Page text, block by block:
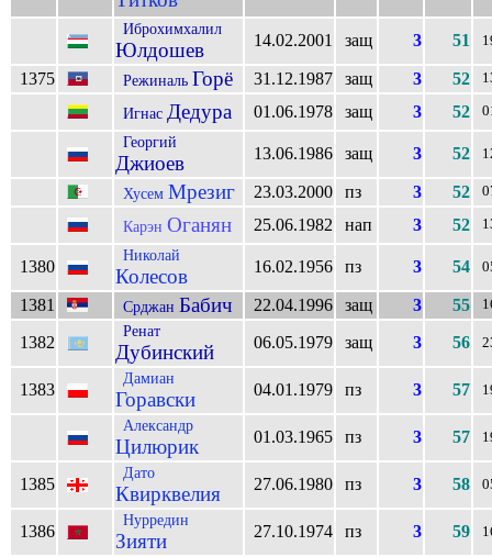
Иброхимхалил
Юлдошев 14.02.2001 защ 3 51
1375 Режиналь Горё 31.12.1987 защ 3 52
Игнас Дедура 01.06.1978 защ 3 52
Георгий
Джиоев 13.06.1986 защ 3 52
Хусем Мрезиг 23.03.2000 пз 3 52
Карэн Оганян 25.06.1982 нап 3 52
1380
Николай
Колесов 16.02.1956 пз 3 54
1381 Срджан Бабич 22.04.1996 защ 3 55
1382
Ренат
Дубинский 06.05.1979 защ 3 56
1383
Дамиан
Горавски 04.01.1979 пз 3 57
Александр
Цилюрик 01.03.1965 пз 3 57
1385
Дато
Квирквелия 27.06.1980 пз 3 58
1386
Нурредин
Зияти 27.10.1974 пз 3 59